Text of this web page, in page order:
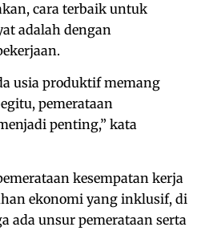
cara terbaik untuk
adalah dengan
usia produktif memang
pemerataan
penting,” kata
kesempatan kerja
ekonomi yang inklusif, di
ada unsur pemerataan serta